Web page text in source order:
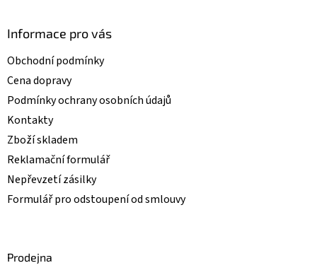
Informace pro vás
Obchodní podmínky
Cena dopravy
Podmínky ochrany osobních údajů
Kontakty
Zboží skladem
Reklamační formulář
Nepřevzetí zásilky
Formulář pro odstoupení od smlouvy
Prodejna